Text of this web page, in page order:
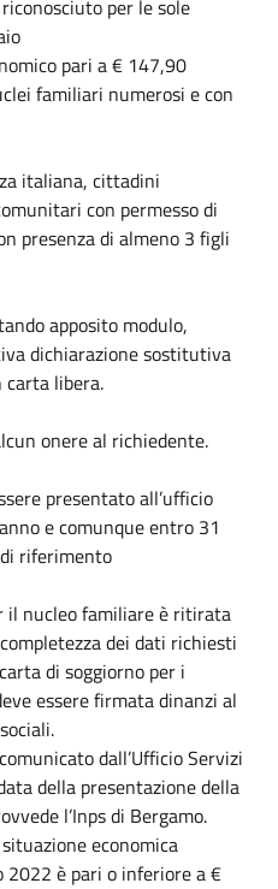
per le sole
pari a € 147,90
familiari numerosi e con
italiana, cittadini
con permesso di
presenza di almeno 3 figli
apposito modulo,
dichiarazione sostitutiva
carta libera.
onere al richiedente.
presentato all’ufficio
e comunque entro 31
di riferimento
il nucleo familiare è ritirata
dei dati richiesti
di soggiorno per i
essere firmata dinanzi al
dall’Ufficio Servizi
della presentazione della
l’Inps di Bergamo.
economica
2022 è pari o inferiore a €